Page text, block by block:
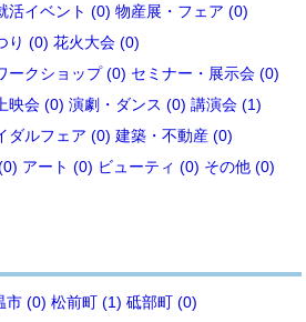
活イベント (0) 物産展・フェア (0)
り (0) 花火大会 (0)
ークショップ (0) セミナー・展示会 (0)
映会 (0) 演劇・ダンス (0) 講演会 (1)
ダルフェア (0) 建築・不動産 (0)
アート (0) ビューティ (0) その他 (0)
市 (0) 松前町 (1) 砥部町 (0)